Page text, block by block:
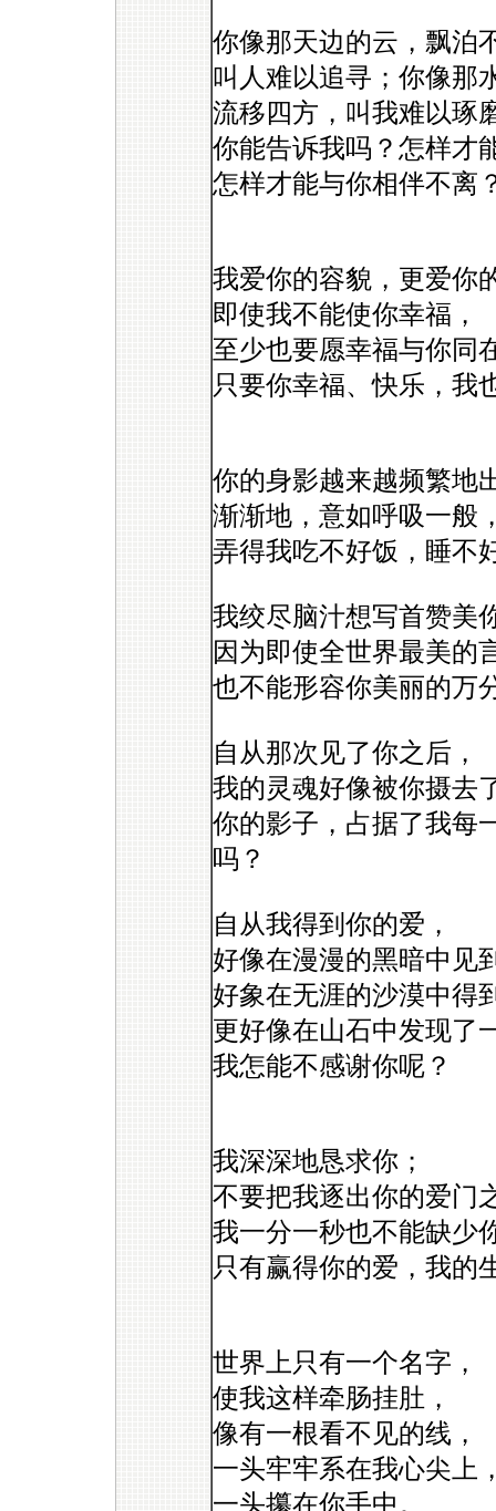
你像那天边的云，飘泊
叫人难以追寻；你像那
流移四方，叫我难以琢
你能告诉我吗？怎样才
怎样才能与你相伴不离
我爱你的容貌，更爱你
即使我不能使你幸福，
至少也要愿幸福与你同
只要你幸福、快乐，我
你的身影越来越频繁地
渐渐地，意如呼吸一般
弄得我吃不好饭，睡不
我绞尽脑汁想写首赞美
因为即使全世界最美的
也不能形容你美丽的万
自从那次见了你之后，
我的灵魂好像被你摄去
你的影子，占据了我每
吗？
自从我得到你的爱，
好像在漫漫的黑暗中见
好象在无涯的沙漠中得
更好像在山石中发现了
我怎能不感谢你呢？
我深深地恳求你；
不要把我逐出你的爱门
我一分一秒也不能缺少
只有赢得你的爱，我的
世界上只有一个名字，
使我这样牵肠挂肚，
像有一根看不见的线，
一头牢牢系在我心尖上
一头攥在你手中。